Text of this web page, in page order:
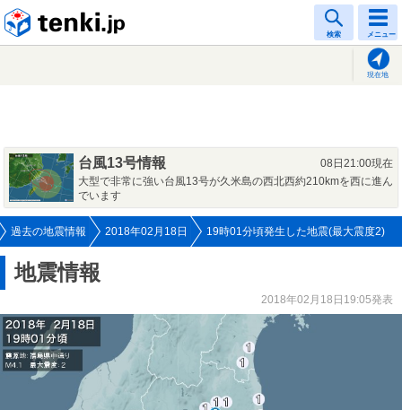
検索 メニュー
現在地
台風13号情報
08日21:00現在
大型で非常に強い台風13号が久米島の西北西約210kmを西に進ん
でいます
過去の地震情報 2018年02月18日 19時01分頃発生した地震(最大震度2)
地震情報
2018年02月18日19:05発表